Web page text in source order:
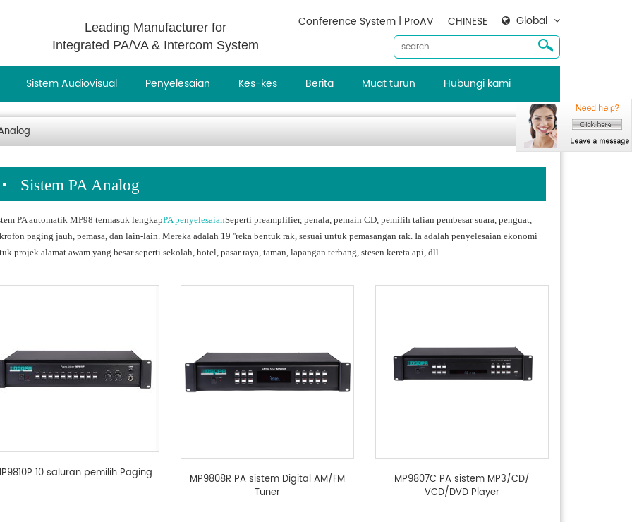
Leading Manufacturer for
Integrated PA/VA & Intercom System
Global
CHINESE
Conference System | ProAV
Sistem Audiovisual Penyelesaian Kes-kes Berita Muat turun Hubungi kami
Sistem PA Analog
PA automatik MP98 termasuk lengkapPA penyelesaianSeperti preamplifier, penala, pemain CD, pemilih talian pembesar suara, penguat,
paging jauh, pemasa, dan lain-lain. Mereka adalah 19 ''reka bentuk rak, sesuai untuk pemasangan rak. Ia adalah penyelesaian ekonomi
projek alamat awam yang besar seperti sekolah, hotel, pasar raya, taman, lapangan terbang, stesen kereta api, dll.
10 saluran pemilih Paging
MP9808R PA sistem Digital AM/FM
Tuner
MP9807C PA sistem MP3/CD/
VCD/DVD Player